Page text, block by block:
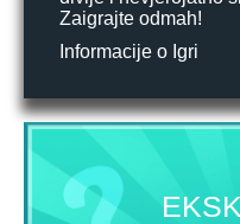
Zaigrajte odmah!
Informacije o Igri